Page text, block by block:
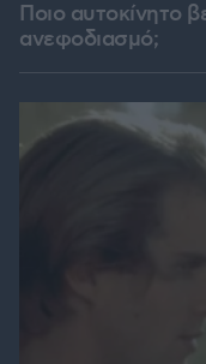
Ποιο αυτοκίνητο
ανεφοδιασμό;